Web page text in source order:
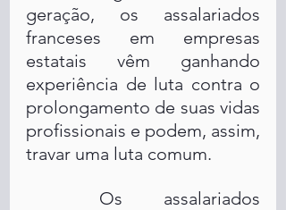
geração, os assalariados
franceses em empresas
estatais vêm ganhando
experiência de luta contra o
prolongamento de suas vidas
profissionais e podem, assim,
travar uma luta comum.